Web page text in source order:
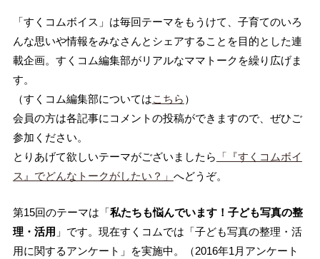
「すくコムボイス」は毎回テーマをもうけて、子育てのいろ
んな思いや情報をみなさんとシェアすることを目的とした連
載企画。すくコム編集部がリアルなママトークを繰り広げま
す。
（すくコム編集部についてはこちら ）
会員の方は各記事にコメントの投稿ができますので、ぜひご
参加ください。
とりあげて欲しいテーマがございましたら
「『すくコムボイ
ス』でどんなトークがしたい？」 へどうぞ。
第15回のテーマは「私たちも悩んでいます！子ども写真の整
理・活用 」です。現在すくコムでは「子ども写真の整理・活
用に関するアンケート」を実施中。（2016年1月アンケート